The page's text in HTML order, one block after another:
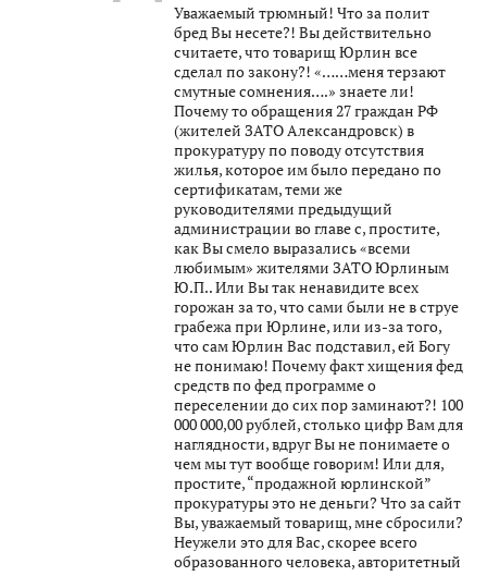
Уважаемый трюмный! Что за полит
бред Вы несете?! Вы действительно
считаете, что товарищ Юрлин все
сделал по закону?! «……меня терзают
смутные сомнения….» знаете ли!
Почему то обращения 27 граждан РФ
(жителей ЗАТО Александровск) в
прокуратуру по поводу отсутствия
жилья, которое им было передано по
сертификатам, теми же
руководителями предыдущий
администрации во главе с, простите,
как Вы смело выразались «всеми
любимым» жителями ЗАТО Юрлиным
Ю.П.. Или Вы так ненавидите всех
горожан за то, что сами были не в струе
грабежа при Юрлине, или из-за того,
что сам Юрлин Вас подставил, ей Богу
не понимаю! Почему факт хищения фед
средств по фед программе о
переселении до сих пор заминают?! 100
000 000,00 рублей, столько цифр Вам для
наглядности, вдруг Вы не понимаете о
чем мы тут вообще говорим! Или для,
простите, “продажной юрлинской”
прокуратуры это не деньги? Что за сайт
Вы, уважаемый товарищ, мне сбросили?
Неужели это для Вас, скорее всего
образованного человека, авторитетный